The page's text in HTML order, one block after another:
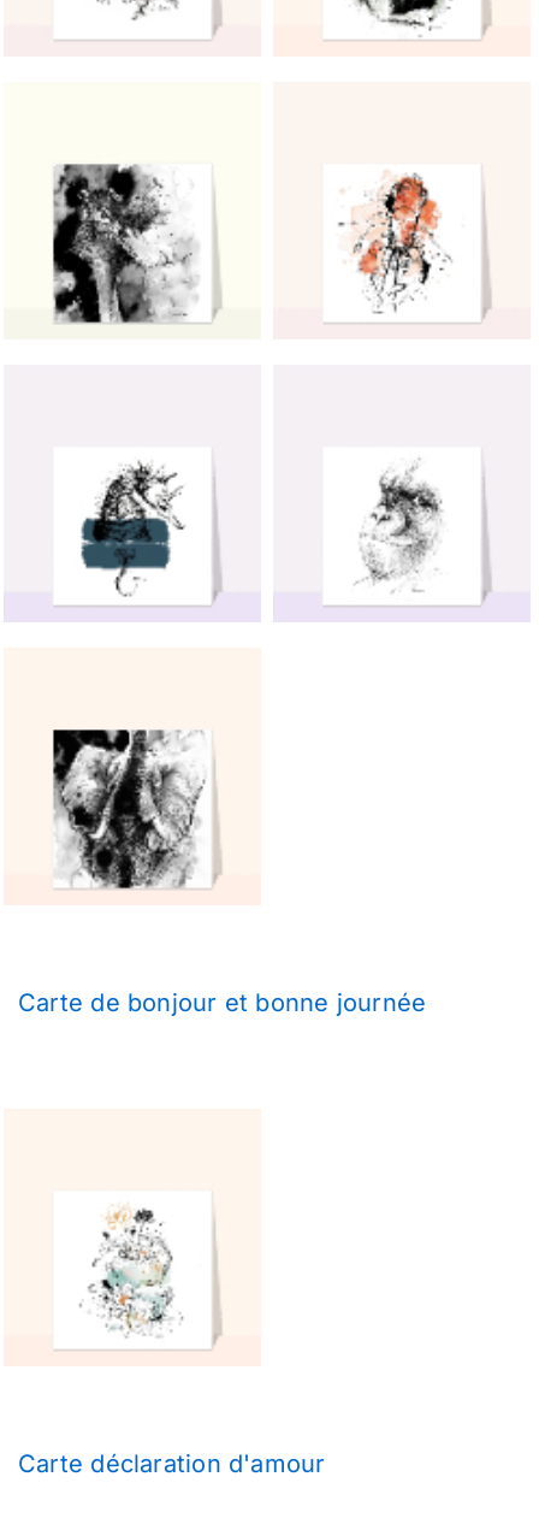
Carte de bonjour et bonne journée
Carte déclaration d'amour